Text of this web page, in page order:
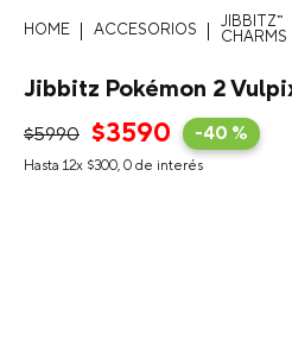
ACCESORIOS
JIBBITZ™
CHARMS
Jibbitz Pokémon 2
$5990 $3590 -40 %
Hasta 12x $300, 0 de interés